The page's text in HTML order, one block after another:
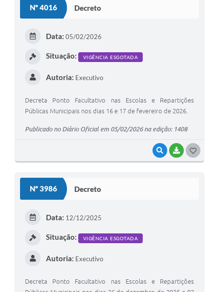
Nº 4016 Decreto
VISUALIZAR
BAIXAR
Data: 05/02/2026
Situação: VIGÊNCIA ESGOTADA
Autoria: Executivo
Decreta Ponto Facultativo nas Escolas e Repartições
Públicas Municipais nos dias 16 e 17 de fevereiro de 2026.
Publicado no Diário Oficial em 05/02/2026 na edição: 1408
Nº 3986 Decreto
Data: 12/12/2025
Situação: VIGÊNCIA ESGOTADA
Autoria: Executivo
Decreta Ponto Facultativo nas Escolas e Repartições